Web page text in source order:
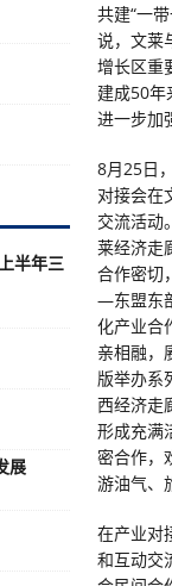
共建“一
说，文莱
增长区重
建成50年
进一步加
8月25日
对接会在
交流活动
莱经济走
合作密切
—东盟东
化产业合
亲相融，
版举办系
西经济走
形成充满
密合作，
游油气、
在产业对
和互动交
半年三
展